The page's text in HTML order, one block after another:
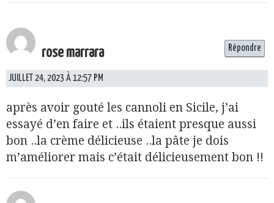
rose marrara
JUILLET 24, 2023 À 12:57 PM
après avoir gouté les cannoli en Sicile, j’ai
essayé d’en faire et ..ils étaient presque aussi
bon ..la crème délicieuse ..la pâte je dois
m’améliorer mais c’était délicieusement bon !!
Répondre